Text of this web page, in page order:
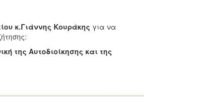
κ.Γιάννης Κουράκης για να
της Αυτοδιοίκησης και της